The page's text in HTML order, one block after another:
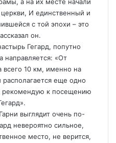
церкви, И единственный и
с той эпохи – это
он.
Гегард, попутно
направляется: «От
всего 10 км, именно на
располагается еще одно
рекомендую к посещению
выглядит очень по-
невероятно сильное,
место, не верится,